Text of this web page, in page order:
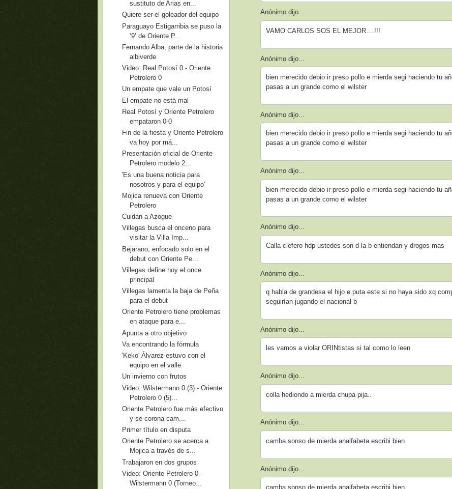
Anónimo dijo...
VAMO CARLOS SOS EL MEJOR....!!!
Anónimo dijo...
bien merecido debio ir preso pollo e mierda segi haciendo tu
pasas a un grande como el wilster
Anónimo dijo...
bien merecido debio ir preso pollo e mierda segi haciendo tu
pasas a un grande como el wilster
Anónimo dijo...
bien merecido debio ir preso pollo e mierda segi haciendo tu
pasas a un grande como el wilster
Anónimo dijo...
Calla clefero hdp ustedes son d la b entiendan y drogos mas
Anónimo dijo...
q habla de grandesa el hijo e puta este si no haya sido xq
seguirían jugando el nacional b
Anónimo dijo...
les vamos a violar ORINtistas si tal como lo leen
Anónimo dijo...
colla hediondo a mierda chupa pija..
Anónimo dijo...
camba sonso de mierda analfabeta escribi bien
Anónimo dijo...
camba sonso de mierda analfabeta escribi bien
sustituto de Arias en...
Quiere ser el goleador del equipo
Paraguayo Estigarribia se puso la
‘9’ de Oriente P...
Fernando Alba, parte de la historia
albiverde
Video: Real Potosí 0 - Oriente
Petrolero 0
Un empate que vale un Potosí
El empate no está mal
Real Potosí y Oriente Petrolero
empataron 0-0
Fin de la fiesta y Oriente Petrolero
va hoy por má...
Presentación oficial de Oriente
Petrolero modelo 2...
'Es una buena noticia para
nosotros y para el equipo'
Mojica renueva con Oriente
Petrolero
Cuidan a Azogue
Villegas busca el onceno para
visitar la Villa Imp...
Bejarano, enfocado solo en el
debut con Oriente Pe...
Villegas define hoy el once
principal
Villegas lamenta la baja de Peña
para el debut
Oriente Petrolero tiene problemas
en ataque para e...
Apunta a otro objetivo
Va encontrando la fórmula
'Keko' Álvarez estuvo con el
equipo en el valle
Un invierno con frutos
Video: Wilstermann 0 (3) - Oriente
Petrolero 0 (5)...
Oriente Petrolero fue más efectivo
y se corona cam...
Primer título en disputa
Oriente Petrolero se acerca a
Mojica a través de s...
Trabajaron en dos grupos
Video: Oriente Petrolero 0 -
Wilstermann 0 (Torneo...